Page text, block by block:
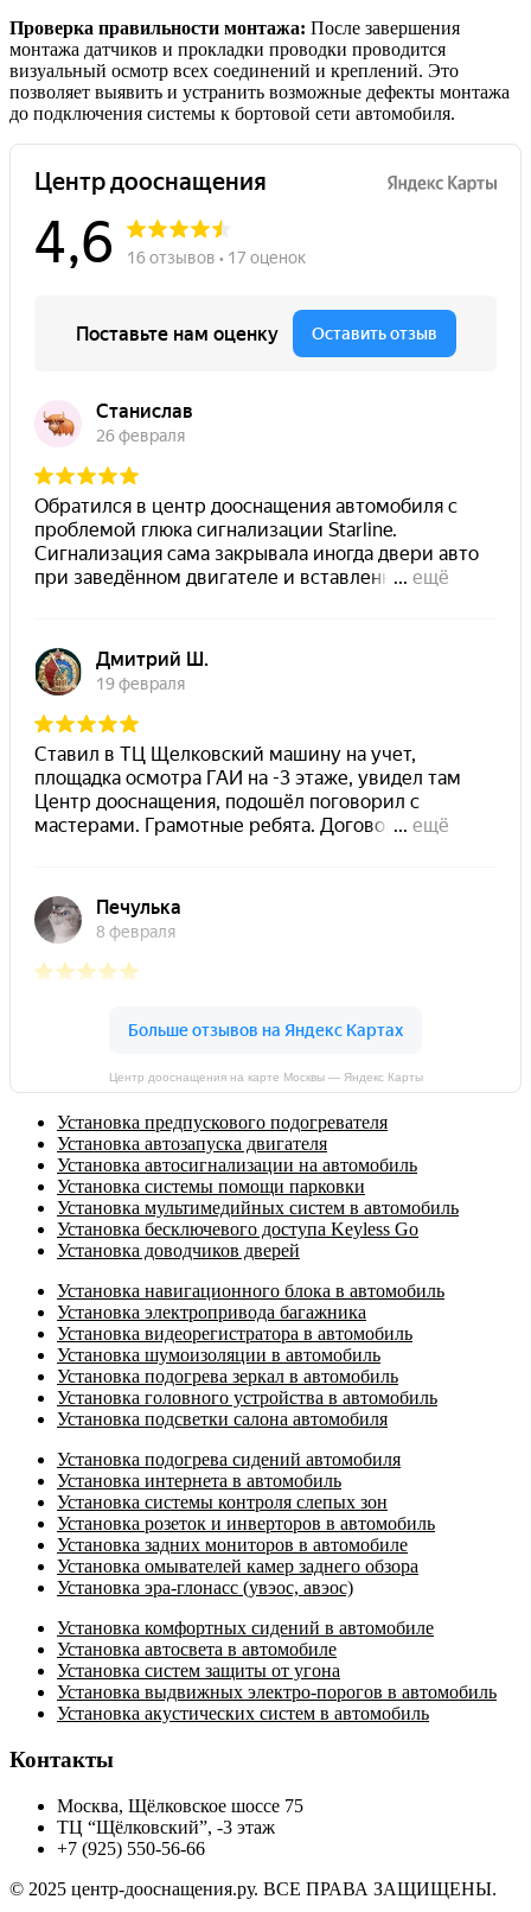
Проверка правильности монтажа: После завершения
монтажа датчиков и прокладки проводки проводится
визуальный осмотр всех соединений и креплений. Это
позволяет выявить и устранить возможные дефекты монтажа
до подключения системы к бортовой сети автомобиля.
Центр дооснащения на карте Москвы — Яндекс Карты
Установка предпускового подогревателя
Установка автозапуска двигателя
Установка автосигнализации на автомобиль
Установка системы помощи парковки
Установка мультимедийных систем в автомобиль
Установка бесключевого доступа Keyless Go
Установка доводчиков дверей
Установка навигационного блока в автомобиль
Установка электропривода багажника
Установка видеорегистратора в автомобиль
Установка шумоизоляции в автомобиль
Установка подогрева зеркал в автомобиль
Установка головного устройства в автомобиль
Установка подсветки салона автомобиля
Установка подогрева сидений автомобиля
Установка интернета в автомобиль
Установка системы контроля слепых зон
Установка розеток и инверторов в автомобиль
Установка задних мониторов в автомобиле
Установка омывателей камер заднего обзора
Установка эра-глонасс (увэос, авэос)
Установка комфортных сидений в автомобиле
Установка автосвета в автомобиле
Установка систем защиты от угона
Установка выдвижных электро-порогов в автомобиль
Установка акустических систем в автомобиль
Контакты
Москва, Щёлковское шоссе 75
ТЦ “Щёлковский”, -3 этаж
+7 (925) 550-56-66
© 2025 центр-дооснащения.ру. ВСЕ ПРАВА ЗАЩИЩЕНЫ.